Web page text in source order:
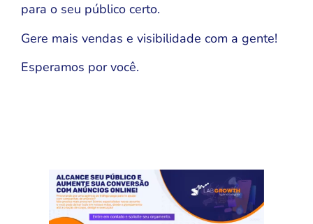
para o seu público certo.
Gere mais vendas e visibilidade com a gente!
Esperamos por você.